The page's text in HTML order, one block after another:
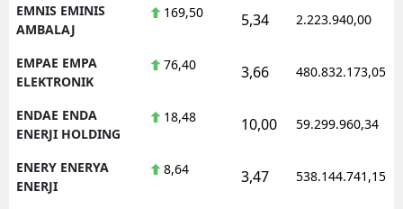
EMNIS EMINIS
AMBALAJ
169,50 5,34 2.223.940,00
EMPAE EMPA
ELEKTRONIK
76,40 3,66 480.832.173,05
ENDAE ENDA
ENERJI HOLDING
18,48 10,00 59.299.960,34
ENERY ENERYA
ENERJI
8,64 3,47 538.144.741,15